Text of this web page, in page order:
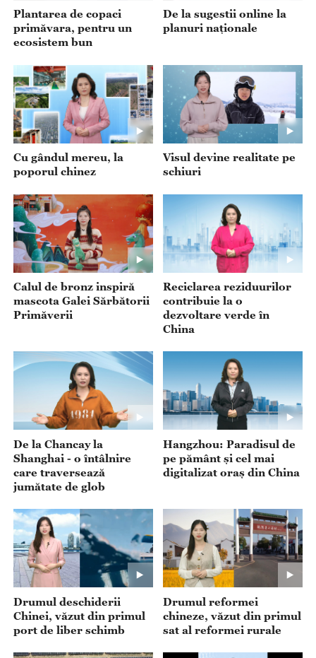
Plantarea de copaci
primăvara, pentru un
ecosistem bun
De la sugestii online la
planuri naționale
Cu gândul mereu, la
poporul chinez
Visul devine realitate pe
schiuri
Calul de bronz inspiră
mascota Galei Sărbătorii
Primăverii
Reciclarea reziduurilor
contribuie la o
dezvoltare verde în
China
De la Chancay la
Shanghai - o întâlnire
care traversează
jumătate de glob
Hangzhou: Paradisul de
pe pământ și cel mai
digitalizat oraș din China
Drumul deschiderii
Chinei, văzut din primul
port de liber schimb
Drumul reformei
chineze, văzut din primul
sat al reformei rurale